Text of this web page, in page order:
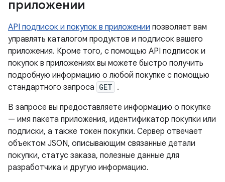
приложении
API подписок и покупок в приложении позволяет вам
управлять каталогом продуктов и подписок вашего
приложения. Кроме того, с помощью API подписок и
покупок в приложениях вы можете быстро получить
подробную информацию о любой покупке с помощью
стандартного запроса GET .
В запросе вы предоставляете информацию о покупке
— имя пакета приложения, идентификатор покупки или
подписки, а также токен покупки. Сервер отвечает
объектом JSON, описывающим связанные детали
покупки, статус заказа, полезные данные для
разработчика и другую информацию.